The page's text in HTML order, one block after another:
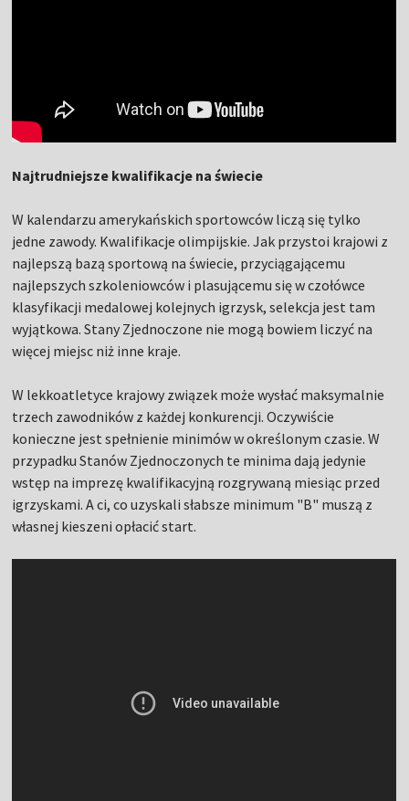
Najtrudniejsze kwalifikacje na świecie
W kalendarzu amerykańskich sportowców liczą się tylko
jedne zawody. Kwalifikacje olimpijskie. Jak przystoi krajowi z
najlepszą bazą sportową na świecie, przyciągającemu
najlepszych szkoleniowców i plasującemu się w czołówce
klasyfikacji medalowej kolejnych igrzysk, selekcja jest tam
wyjątkowa. Stany Zjednoczone nie mogą bowiem liczyć na
więcej miejsc niż inne kraje.
W lekkoatletyce krajowy związek może wysłać maksymalnie
trzech zawodników z każdej konkurencji. Oczywiście
konieczne jest spełnienie minimów w określonym czasie. W
przypadku Stanów Zjednoczonych te minima dają jedynie
wstęp na imprezę kwalifikacyjną rozgrywaną miesiąc przed
igrzyskami. A ci, co uzyskali słabsze minimum "B" muszą z
własnej kieszeni opłacić start.